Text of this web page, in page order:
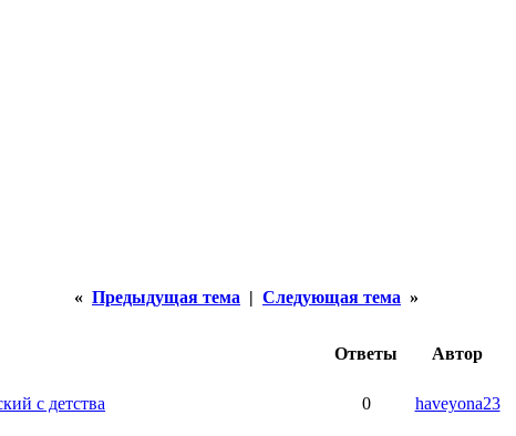
« Предыдущая тема | Следующая тема »
Ответы Автор
с детства 0 haveyona23